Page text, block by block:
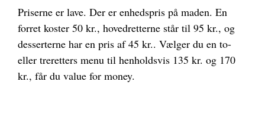
Priserne er lave. Der er enhedspris på maden. En
forret koster 50 kr., hovedretterne står til 95 kr., og
desserterne har en pris af 45 kr.. Vælger du en to-
eller treretters menu til henholdsvis 135 kr. og 170
kr., får du value for money.